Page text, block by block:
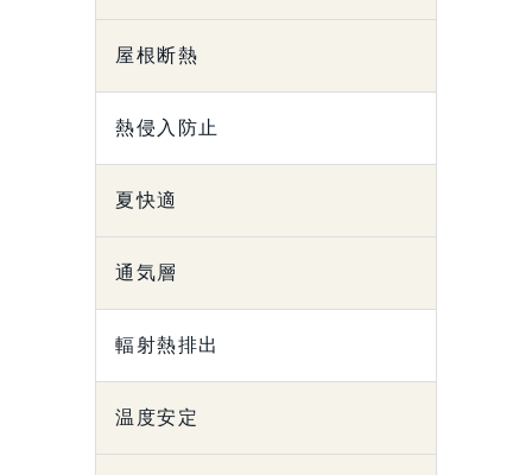
屋根断熱
熱侵入防止
夏快適
通気層
輻射熱排出
温度安定